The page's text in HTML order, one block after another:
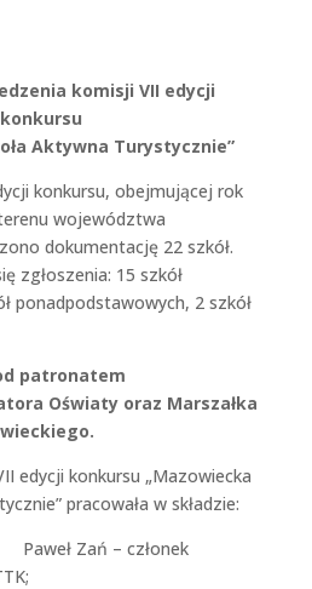
komisji VII edycji
konkursu
Aktywna Turystycznie”
konkursu, obejmującej rok
województwa
dokumentację 22 szkół.
zgłoszenia: 15 szkół
ponadpodstawowych, 2 szkół
patronatem
Oświaty oraz Marszałka
edycji konkursu „Mazowiecka
pracowała w składzie:
Zań – członek